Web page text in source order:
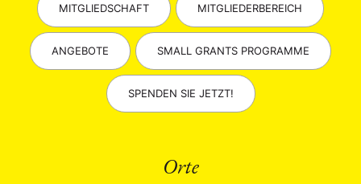
MITGLIEDSCHAFT MITGLIEDERBEREICH
ANGEBOTE SMALL GRANTS PROGRAMME
SPENDEN SIE JETZT!
Orte